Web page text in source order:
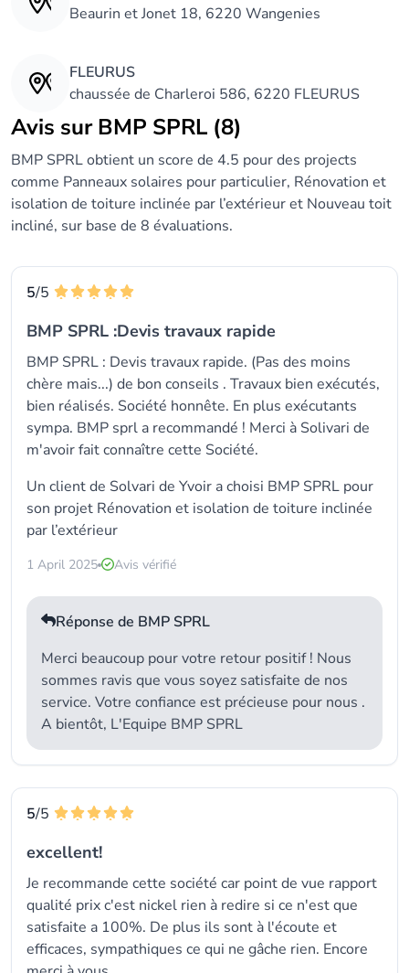
Beaurin et Jonet 18, 6220 Wangenies
FLEURUS
chaussée de Charleroi 586, 6220 FLEURUS
Avis sur BMP SPRL (8)
BMP SPRL obtient un score de 4.5 pour des projects
comme Panneaux solaires pour particulier, Rénovation et
isolation de toiture inclinée par l’extérieur et Nouveau toit
incliné, sur base de 8 évaluations.
5/5
BMP SPRL :Devis travaux rapide
BMP SPRL : Devis travaux rapide. (Pas des moins
chère mais...) de bon conseils . Travaux bien exécutés,
bien réalisés. Société honnête. En plus exécutants
sympa. BMP sprl a recommandé ! Merci à Solivari de
m'avoir fait connaître cette Société.
Un client de Solvari de Yvoir a choisi BMP SPRL pour
son projet Rénovation et isolation de toiture inclinée
par l’extérieur
1 April 2025 Avis vérifié
Réponse de BMP SPRL
Merci beaucoup pour votre retour positif ! Nous
sommes ravis que vous soyez satisfaite de nos
service. Votre confiance est précieuse pour nous .
A bientôt, L'Equipe BMP SPRL
5/5
excellent!
Je recommande cette société car point de vue rapport
qualité prix c'est nickel rien à redire si ce n'est que
satisfaite a 100%. De plus ils sont à l'écoute et
efficaces, sympathiques ce qui ne gâche rien. Encore